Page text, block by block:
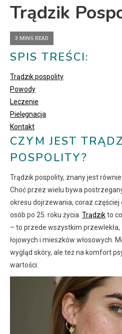
Trądzik
3 MINS READ
SPIS TREŚCI:
Trądzik pospolity
Powody
Leczenie
Pielęgnacja
Kontakt
CZYM JEST
POSPOLITY?
Trądzik pospolity, znany jest
Choć przez wielu bywa
okresu dojrzewania, coraz
osób po 25. roku życia. Trądzikto
– to przede wszystkim
łojowych i mieszków włosowych.
wygląd skóry, ale też na komfort
wartości.